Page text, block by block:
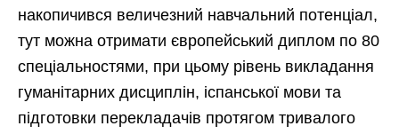
накопичився величезний навчальний потенціал,
тут можна отримати європейський диплом по 80
спеціальностями, при цьому рівень викладання
гуманітарних дисциплін, іспанської мови та
підготовки перекладачів протягом тривалого